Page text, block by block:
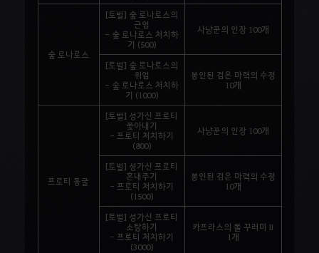
숲 로나로스
[토벌] 숲 로나로스의
근엄
- 숲 로나로스 처치하
기 (500)
사냥꾼의 인장 100개
[토벌] 숲 로나로스의
위엄
- 숲 로나로스 처치하
기 (1000)
봉인된 검은 마력의 수정
10개
프로티 동굴
[토벌] 성가신 프로티
쫓아내기
- 프로티 처치하기
(800)
사냥꾼의 인장 100개
[토벌] 성가신 프로티
혼내주기
- 프로티 처치하기
(1500)
봉인된 검은 마력의 수정
10개
[토벌] 성가신 프로티
소탕하기
- 프로티 처치하기
(3000)
카프라스의 돌 꾸러미 II
1개